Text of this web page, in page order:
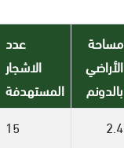
مساحة
الأراضي
بالدونم
عدد
الاشجار
المستهدفة
2.4
15